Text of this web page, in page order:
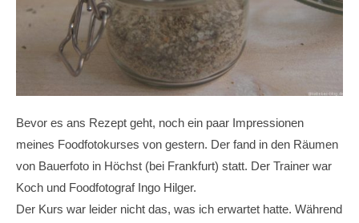
Bevor es ans Rezept geht, noch ein paar Impressionen
meines Foodfotokurses von gestern. Der fand in den Räumen
von Bauerfoto in Höchst (bei Frankfurt) statt. Der Trainer war
Koch und Foodfotograf Ingo Hilger.
Der Kurs war leider nicht das, was ich erwartet hatte. Während